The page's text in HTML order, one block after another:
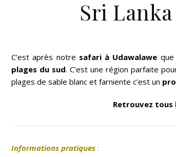
Sri
C’est après notre safari à Udawalawe
plages du sud. C’est une région parfaite
plages de sable blanc et farniente c’est un
Retrouvez tous
Informations pratiques :